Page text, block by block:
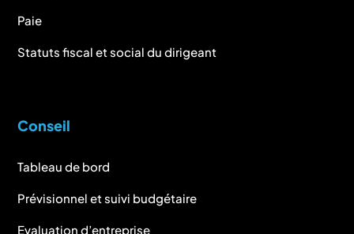
Paie
Statuts fiscal et social du dirigeant
Conseil
Tableau de bord
Prévisionnel et suivi budgétaire
Evaluation d’entreprise